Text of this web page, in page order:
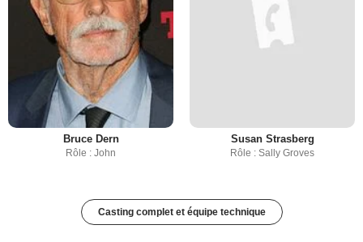
Bruce Dern
Rôle : John
Susan Strasberg
Rôle : Sally Groves
Casting complet et équipe technique